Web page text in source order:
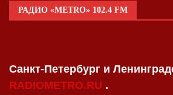
РАДИО «METRO» 102.4 FM
Санкт-Петербург и
RADIOMETRO.RU .